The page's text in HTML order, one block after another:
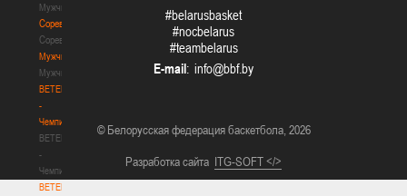
Мужчины
Соревнования
Соревнования
Мужчины
Мужчины
BETERA
-
Чемпионат
BETERA
-
Чемпионат
BETERA
#belarusbasket
#nocbelarus
#teambelarus
E-mail:
© Белорусская федерация баскетбола, 2026
Разработка сайта ITG-SOFT </>